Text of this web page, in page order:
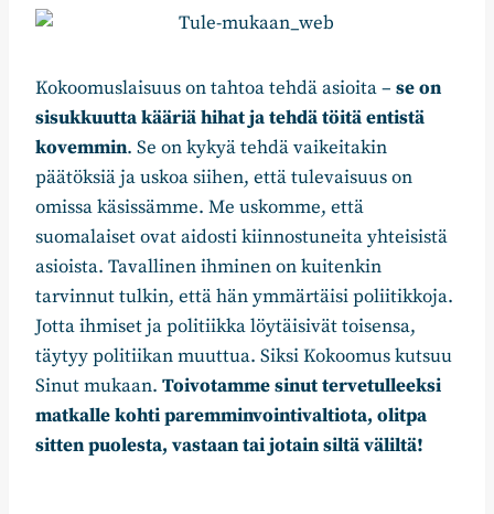
Kokoomuslaisuus on tahtoa tehdä asioita – se on
sisukkuutta kääriä hihat ja tehdä töitä entistä
kovemmin. Se on kykyä tehdä vaikeitakin
päätöksiä ja uskoa siihen, että tulevaisuus on
omissa käsissämme. Me uskomme, että
suomalaiset ovat aidosti kiinnostuneita yhteisistä
asioista. Tavallinen ihminen on kuitenkin
tarvinnut tulkin, että hän ymmärtäisi poliitikkoja.
Jotta ihmiset ja politiikka löytäisivät toisensa,
täytyy politiikan muuttua. Siksi Kokoomus kutsuu
Sinut mukaan. Toivotamme sinut tervetulleeksi
matkalle kohti paremminvointivaltiota, olitpa
sitten puolesta, vastaan tai jotain siltä väliltä!